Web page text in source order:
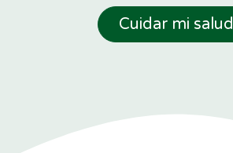
Cuidar mi salud